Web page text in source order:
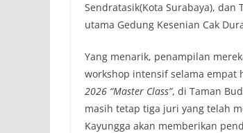
Sendratasik(Kota Surabaya),
utama Gedung Kesenian Cak
Yang menarik, penampilan
workshop intensif selama empat
2026 “Master Class”, di Taman
masih tetap tiga juri yang telah
Kayungga akan memberikan